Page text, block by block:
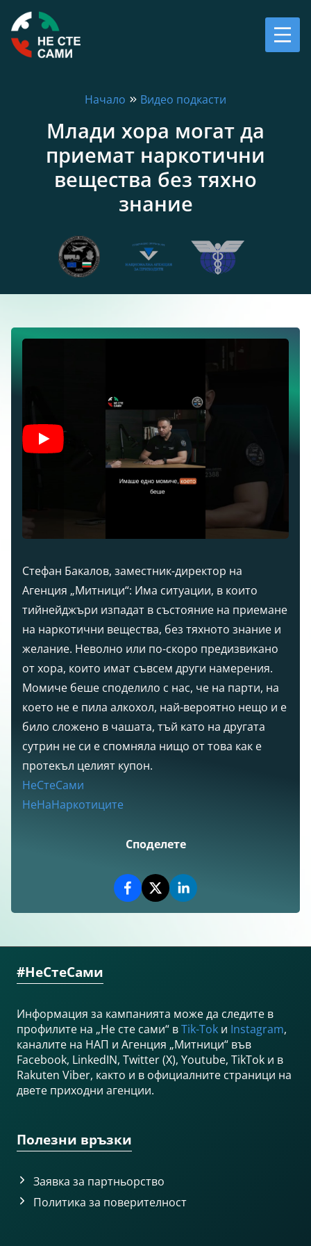
Начало Видео подкасти
Млади хора могат да
приемат наркотични
вещества без тяхно
знание
Стефан Бакалов, заместник-директор на
Агенция „Митници“: Има ситуации, в които
тийнейджъри изпадат в състояние на приемане
на наркотични вещества, без тяхното знание и
желание. Неволно или по-скоро предизвикано
от хора, които имат съвсем други намерения.
Момиче беше споделило с нас, че на парти, на
което не е пила алкохол, най-вероятно нещо и е
било сложено в чашата, тъй като на другата
сутрин не си е спомняла нищо от това как е
протекъл целият купон.
НеСтеСами
НеНаНаркотиците
Споделете
#НеСтеСами
Информация за кампанията може да следите в
профилите на „Не сте сами“ вTik-Tok и Instagram,
каналите на НАП и Агенция „Митници“ във
Facebook, LinkedIN, Twitter (X), Youtube, TikTok и в
Rakuten Viber, както и в официалните страници на
двете приходни агенции.
Полезни връзки
Заявка за партньорство
Политика за поверителност